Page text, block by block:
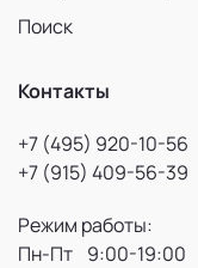
Поиск
Контакты
+7 (495) 920-10-56
+7 (915) 409-56-39
Режим работы:
Пн-Пт 9:00-19:00